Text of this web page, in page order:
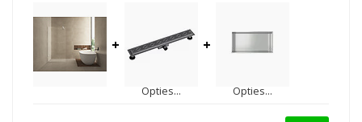
+
Opties...
+
Opties...